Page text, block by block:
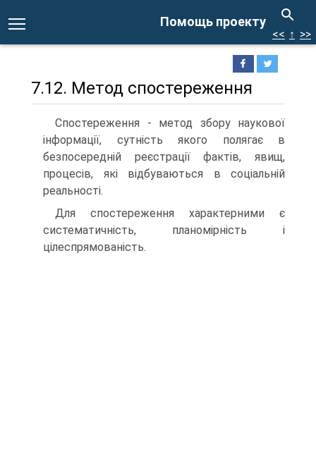
Помощь проекту
<< ↑ >>
7.12. Метод спостереження
Спостереження - метод збору наукової
інформації, сутність якого полягає в
безпосередній реєстрації фактів, явищ,
процесів, які відбуваються в соціальній
реальності.
Для спостереження характерними є
систематичність, планомірність і
цілеспрямованість.